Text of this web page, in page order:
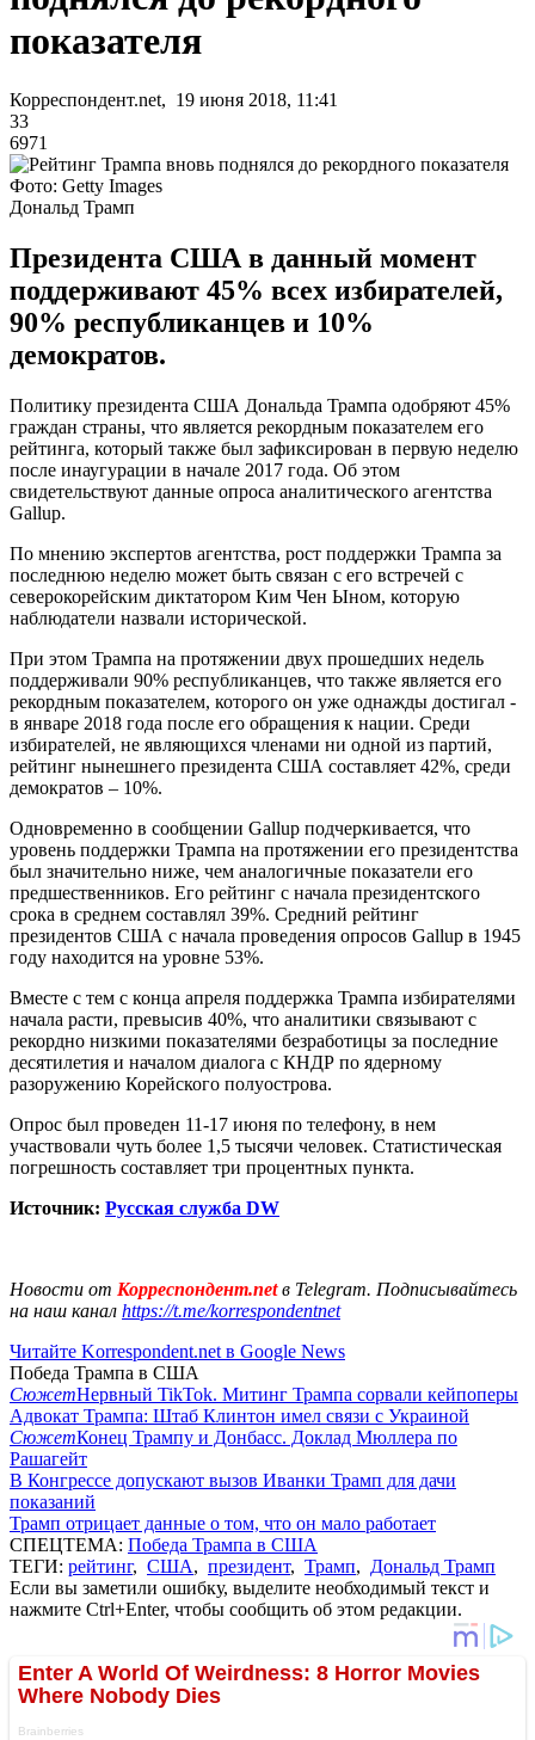
показателя
Корреспондент.net, 19 июня 2018, 11:41
33
6971
Фото: Getty Images
Дональд Трамп
Президента США в данный момент
поддерживают 45% всех избирателей,
90% республиканцев и 10%
демократов.
Политику президента США Дональда Трампа одобряют 45%
граждан страны, что является рекордным показателем его
рейтинга, который также был зафиксирован в первую неделю
после инаугурации в начале 2017 года. Об этом
свидетельствуют данные опроса аналитического агентства
Gallup.
По мнению экспертов агентства, рост поддержки Трампа за
последнюю неделю может быть связан с его встречей с
северокорейским диктатором Ким Чен Ыном, которую
наблюдатели назвали исторической.
При этом Трампа на протяжении двух прошедших недель
поддерживали 90% республиканцев, что также является его
рекордным показателем, которого он уже однажды достигал -
в январе 2018 года после его обращения к нации. Среди
избирателей, не являющихся членами ни одной из партий,
рейтинг нынешнего президента США составляет 42%, среди
демократов – 10%.
Одновременно в сообщении Gallup подчеркивается, что
уровень поддержки Трампа на протяжении его президентства
был значительно ниже, чем аналогичные показатели его
предшественников. Его рейтинг с начала президентского
срока в среднем составлял 39%. Средний рейтинг
президентов США с начала проведения опросов Gallup в 1945
году находится на уровне 53%.
Вместе с тем с конца апреля поддержка Трампа избирателями
начала расти, превысив 40%, что аналитики связывают с
рекордно низкими показателями безработицы за последние
десятилетия и началом диалога с КНДР по ядерному
разоружению Корейского полуострова.
Опрос был проведен 11-17 июня по телефону, в нем
участвовали чуть более 1,5 тысячи человек. Статистическая
погрешность составляет три процентных пункта.
Источник: Русская служба DW
Новости от Корреспондент.netв Telegram. Подписывайтесь
на наш канал https://t.me/korrespondentnet
Читайте Korrespondent.net в Google News
Победа Трампа в США
СюжетНервный TikTok. Митинг Трампа сорвали кейпоперы
Адвокат Трампа: Штаб Клинтон имел связи с Украиной
СюжетКонец Трампу и Донбасс. Доклад Мюллера по
Рашагейт
В Конгрессе допускают вызов Иванки Трамп для дачи
показаний
Трамп отрицает данные о том, что он мало работает
СПЕЦТЕМА: Победа Трампа в США
ТЕГИ: рейтинг, США, президент, Трамп, Дональд Трамп
Если вы заметили ошибку, выделите необходимый текст и
нажмите Ctrl+Enter, чтобы сообщить об этом редакции.